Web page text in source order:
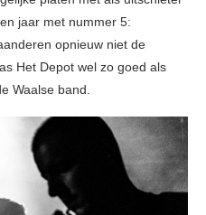
jaar met nummer 5:
opnieuw niet de
Het Depot wel zo goed als
Waalse band.